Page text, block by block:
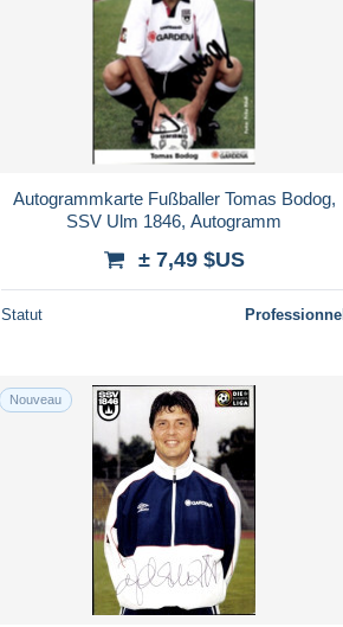
Autogrammkarte Fußballer Tomas Bodog,
SSV Ulm 1846, Autogramm
± 7,49 $US
Statut Professionnel
Nouveau